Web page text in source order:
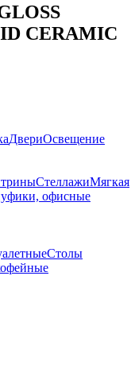
CERAMIC
ДвериОсвещение
СтеллажиМягкая
офисные
Столы